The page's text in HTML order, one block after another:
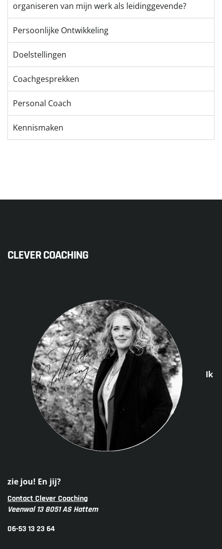
organiseren van mijn werk als leidinggevende?
Persoonlijke Ontwikkeling
Doelstellingen
Coachgesprekken
Personal Coach
Kennismaken
CLEVER COACHING
Ik
zie jou! En jij?
Contact Clever Coaching
Veenwal 13 8051 AS Hattem
06-53 13 23 64